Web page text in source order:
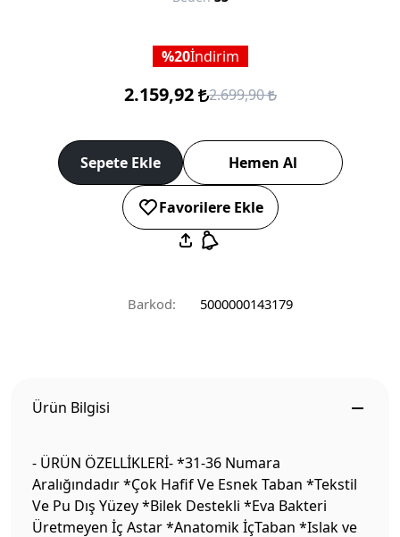
20İndirim
2.159,92 2.699,90
Sepete Ekle Hemen Al
Favorilere Ekle
Barkod: 5000000143179
Ürün Bilgisi
- ÜRÜN ÖZELLİKLERİ- *31-36 Numara
Aralığındadır *Çok Hafif Ve Esnek Taban *Tekstil
Ve Pu Dış Yüzey *Bilek Destekli *Eva Bakteri
Üretmeyen İç Astar *Anatomik İçTaban *Islak ve